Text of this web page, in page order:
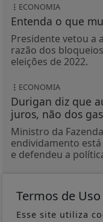
ECONOMIA
Entenda o que
Presidente vetou a
razão dos
eleições de 2022.
ECONOMIA
Durigan diz que
juros, não dos
Ministro da
endividamento
e defendeu a
Enade: prazo de
Termos de
Esse site utiliza